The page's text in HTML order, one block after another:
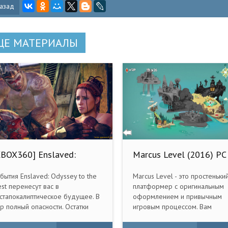
МАТЕРИАЛЫ
Enslaved:
to the West GOTY
/ RUSSOUND]
Enslaved: Odyssey to the
перенесут вас в
будущее. В
полный опасности. Остатки
Marcus Level (2016) PC
Marcus Level - это
платформер с оригинальным
оформлением и привычным
игровым процессом. Вам